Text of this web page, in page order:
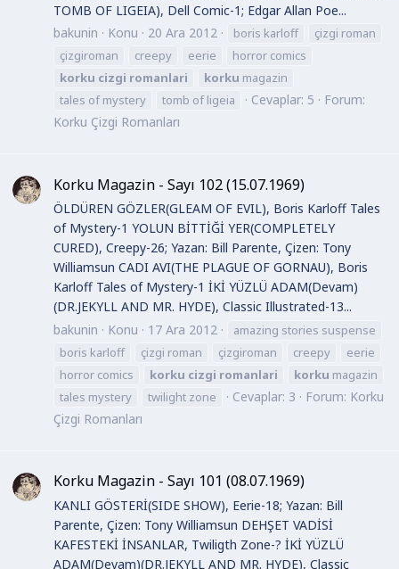
TOMB OF LIGEIA), Dell Comic-1; Edgar Allan Poe...
bakunin
Konu 20 Ara 2012 boris karloff
çizgi roman
çizgiroman
creepy eerie
horror comics
korku cizgi romanlari korku magazin
tales of mystery
tomb of ligeia Cevaplar: 5
Forum:
Korku Çizgi Romanları
Korku Magazin - Sayı 102 (15.07.1969)
ÖLDÜREN GÖZLER(GLEAM OF EVIL), Boris Karloff Tales
of Mystery-1 YOLUN BİTTİĞİ YER(COMPLETELY
CURED), Creepy-26; Yazan: Bill Parente, Çizen: Tony
Williamsun CADI AVI(THE PLAGUE OF GORNAU), Boris
Karloff Tales of Mystery-1 İKİ YÜZLÜ ADAM(Devam)
(DR.JEKYLL AND MR. HYDE), Classic Illustrated-13...
bakunin
Konu 17 Ara 2012
amazing stories suspense
boris karloff
çizgi roman çizgiroman creepy
eerie
horror comics
korku cizgi romanlari korku magazin
tales mystery
twilight zone Cevaplar: 3 Forum: Korku
Çizgi Romanları
Korku Magazin - Sayı 101 (08.07.1969)
KANLI GÖSTERİ(SIDE SHOW), Eerie-18; Yazan: Bill
Parente, Çizen: Tony Williamsun DEHŞET VADİSİ
KAFESTEKİ İNSANLAR, Twiligth Zone-? İKİ YÜZLÜ
ADAM(Devam)(DR.JEKYLL AND MR. HYDE), Classic